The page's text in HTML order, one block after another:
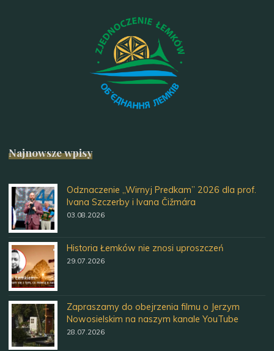
Najnowsze wpisy
Odznaczenie „Wirnyj Predkam” 2026 dla prof.
Ivana Szczerby i Ivana Čižmára
03.08.2026
Historia Łemków nie znosi uproszczeń
29.07.2026
Zapraszamy do obejrzenia filmu o Jerzym
Nowosielskim na naszym kanale YouTube
28.07.2026